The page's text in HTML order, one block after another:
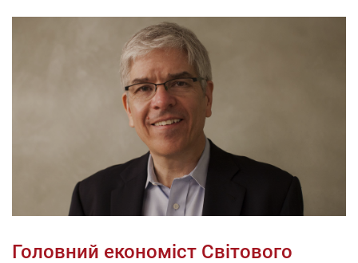
Головний економіст Світового